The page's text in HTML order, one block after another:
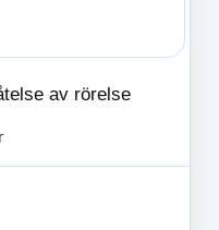
av rörelse